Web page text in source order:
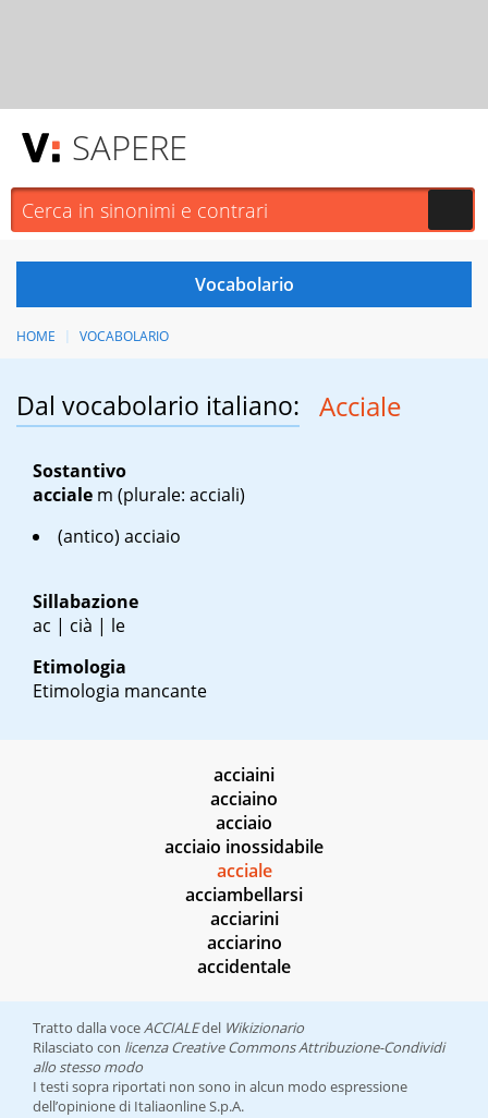
SAPERE
HOME VOCABOLARIO
Dal vocabolario italiano: Acciale
Sostantivo
acciale m (plurale: acciali)
(antico) acciaio
Sillabazione
ac | cià | le
Etimologia
Etimologia mancante
acciaini
acciaino
acciaio
acciaio inossidabile
acciale
acciambellarsi
acciarini
acciarino
accidentale
Tratto dalla voceACCIALEdel Wikizionario
Rilasciato con licenza Creative Commons Attribuzione-Condividi
allo stesso modo
I testi sopra riportati non sono in alcun modo espressione
dell’opinione di Italiaonline S.p.A.